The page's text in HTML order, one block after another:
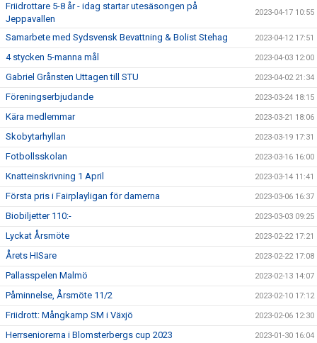
Friidrottare 5-8 år - idag startar utesäsongen på
Jeppavallen
2023-04-17 10:55
Samarbete med Sydsvensk Bevattning & Bolist Stehag 2023-04-12 17:51
4 stycken 5-manna mål 2023-04-03 12:00
Gabriel Grånsten Uttagen till STU 2023-04-02 21:34
Föreningserbjudande 2023-03-24 18:15
Kära medlemmar 2023-03-21 18:06
Skobytarhyllan 2023-03-19 17:31
Fotbollsskolan 2023-03-16 16:00
Knatteinskrivning 1 April 2023-03-14 11:41
Första pris i Fairplayligan för damerna 2023-03-06 16:37
Biobiljetter 110:- 2023-03-03 09:25
Lyckat Årsmöte 2023-02-22 17:21
Årets HISare 2023-02-22 17:08
Pallasspelen Malmö 2023-02-13 14:07
Påminnelse, Årsmöte 11/2 2023-02-10 17:12
Friidrott: Mångkamp SM i Växjö 2023-02-06 12:30
Herrseniorerna i Blomsterbergs cup 2023 2023-01-30 16:04